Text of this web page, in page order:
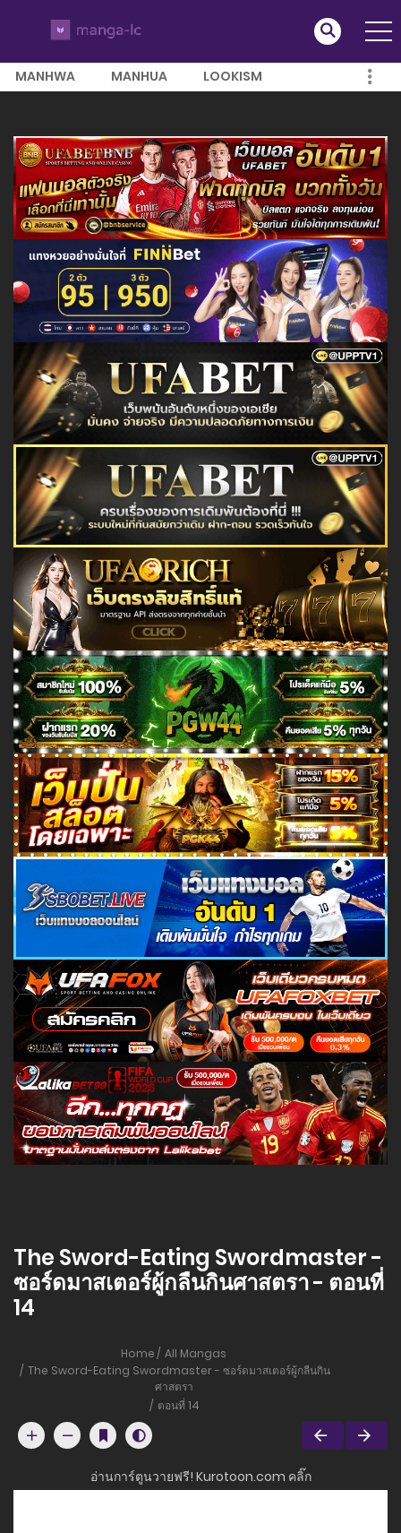
MANHWA MANHUA LOOKISM
The Sword-Eating Swordmaster -
ซอร์ดมาสเตอร์ผู้กลืนกินศาสตรา - ตอนที่
14
Home
All Mangas
The Sword-Eating Swordmaster - ซอร์ดมาสเตอร์ผู้กลืนกิน
ศาสตรา
ตอนที่ 14
อ่านการ์ตูนวายฟรี! Kurotoon.com คลิ๊ก